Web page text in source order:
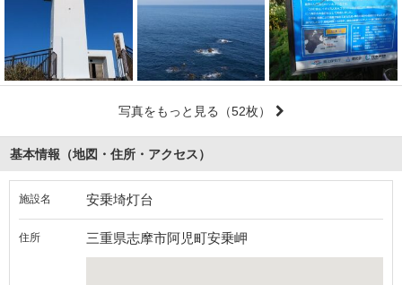
写真をもっと見る （52枚）
基本情報（地図・住所・アクセス）
施設名 安乗埼灯台
住所 三重県志摩市阿児町安乗岬